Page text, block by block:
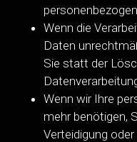
Wenn die
Daten
Sie statt der
Wenn wir Ihre
mehr benötigen,
Verteidigung